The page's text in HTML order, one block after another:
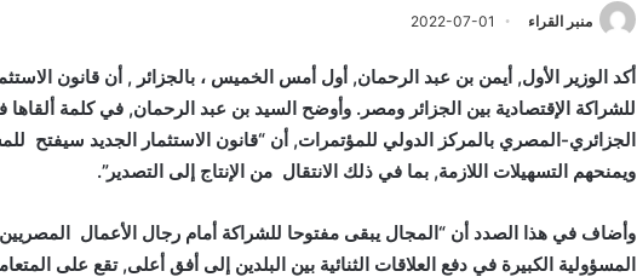
منبر القراء 2022-07-01
أكد الوزير الأول, أيمن بن عبد الرحمان, أول أمس الخميس ، بالجزائر , أن قانون
للشراكة الإقتصادية بين الجزائر ومصر. وأوضح السيد بن عبد الرحمان, في كلمة ألقاها
الجزائري-المصري بالمركز الدولي للمؤتمرات, أن “قانون الاستثمار الجديد سيفتح
ويمنحهم التسهيلات اللازمة, بما في ذلك الانتقال من الإنتاج إلى التصدير”.
وأضاف في هذا الصدد أن “المجال يبقى مفتوحا للشراكة أمام رجال الأعمال
المسؤولية الكبيرة في دفع العلاقات الثنائية بين البلدين إلى أفق أعلى, تقع على